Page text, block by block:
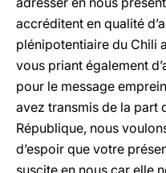
accréditent en qualité
plénipotentiaire du Chili
vous priant également
pour le message
avez transmis de la part
République, nous
d’espoir que votre
suscite en nous car elle